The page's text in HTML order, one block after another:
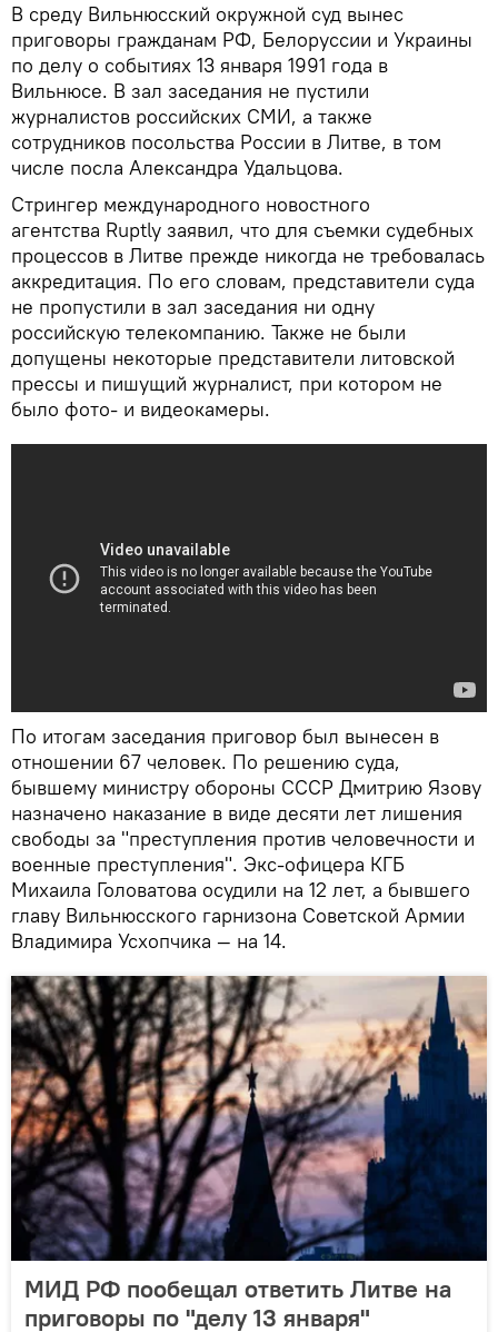
В среду Вильнюсский окружной суд вынес
приговоры гражданам РФ, Белоруссии и Украины
по делу о событиях 13 января 1991 года в
Вильнюсе. В зал заседания не пустили
журналистов российских СМИ, а также
сотрудников посольства России в Литве, в том
числе посла Александра Удальцова.
Стрингер международного новостного
агентства Ruptly заявил, что для съемки судебных
процессов в Литве прежде никогда не требовалась
аккредитация. По его словам, представители суда
не пропустили в зал заседания ни одну
российскую телекомпанию. Также не были
допущены некоторые представители литовской
прессы и пишущий журналист, при котором не
было фото- и видеокамеры.
По итогам заседания приговор был вынесен в
отношении 67 человек. По решению суда,
бывшему министру обороны СССР Дмитрию Язову
назначено наказание в виде десяти лет лишения
свободы за "преступления против человечности и
военные преступления". Экс-офицера КГБ
Михаила Головатова осудили на 12 лет, а бывшего
главу Вильнюсского гарнизона Советской Армии
Владимира Усхопчика — на 14.
МИД РФ пообещал ответить Литве на
приговоры по "делу 13 января"